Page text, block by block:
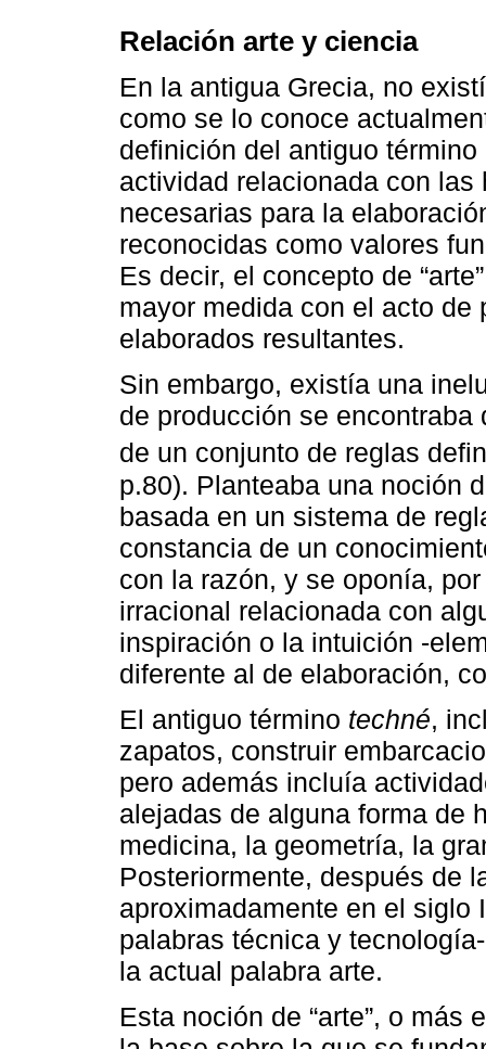
Relación arte y ciencia
En la antigua Grecia, no
como se lo conoce
definición del antiguo
actividad relacionada con
necesarias para la
reconocidas como valores
Es decir, el concepto de
mayor medida con el acto
elaborados resultantes.
Sin embargo, existía una
de producción se
de un conjunto de reglas
p.80). Planteaba una noción
basada en un sistema de
constancia de un
con la razón, y se oponía,
irracional relacionada con
inspiración o la intuición -
diferente al de elaboración,
El antiguo término techné,
zapatos, construir
pero además incluía
alejadas de alguna forma de
medicina, la geometría, la
Posteriormente, después de
aproximadamente en el siglo
palabras técnica y
la actual palabra arte.
Esta noción de “arte”, o más